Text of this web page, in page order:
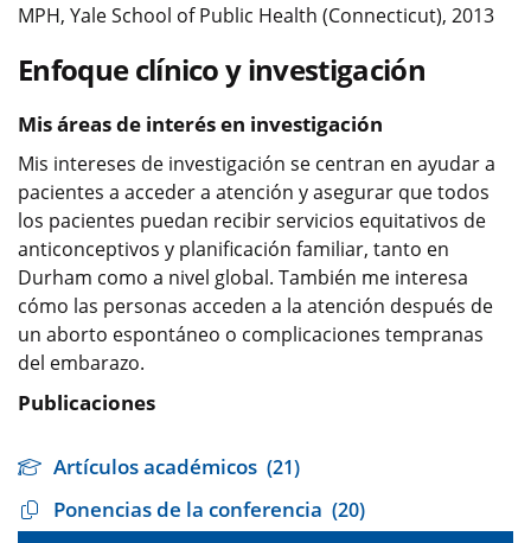
MPH, Yale School of Public Health (Connecticut), 2013
Enfoque clínico y investigación
Mis áreas de interés en investigación
Mis intereses de investigación se centran en ayudar a
pacientes a acceder a atención y asegurar que todos
los pacientes puedan recibir servicios equitativos de
anticonceptivos y planificación familiar, tanto en
Durham como a nivel global. También me interesa
cómo las personas acceden a la atención después de
un aborto espontáneo o complicaciones tempranas
del embarazo.
Publicaciones
Artículos académicos (21)
Ponencias de la conferencia (20)